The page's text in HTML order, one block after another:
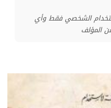
الشخصي فقط وأي
المؤلف